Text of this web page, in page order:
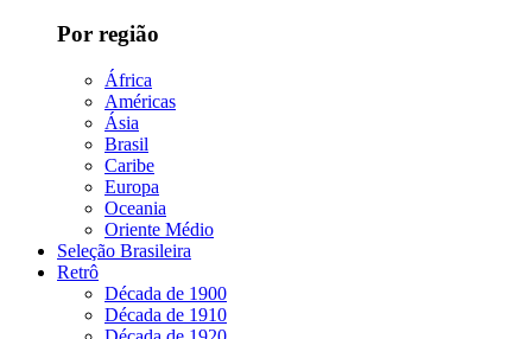
Por região
África
Américas
Ásia
Brasil
Caribe
Europa
Oceania
Oriente Médio
Seleção Brasileira
Retrô
Década de 1900
Década de 1910